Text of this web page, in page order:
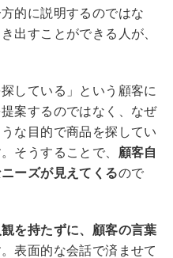
的に説明するのではな
出すことができる人が、
している」という顧客に
案するのではなく、なぜ
な目的で商品を探してい
そうすることで、 顧客自
ーズが見えてくるので
を持たずに、顧客の言葉
表面的な会話で済ませて